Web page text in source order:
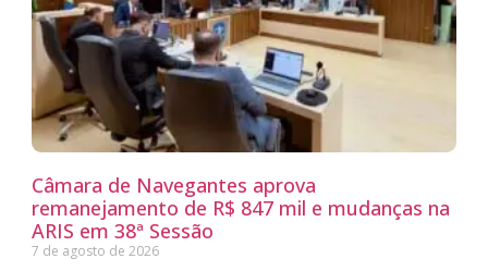
Câmara de Navegantes aprova
remanejamento de R$ 847 mil e mudanças na
ARIS em 38ª Sessão
7 de agosto de 2026